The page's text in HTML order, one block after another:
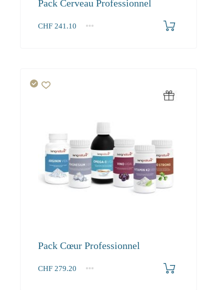
Pack Cerveau Professionnel
CHF 241.10
1+
Pack Cœur Professionnel
CHF 279.20
1+